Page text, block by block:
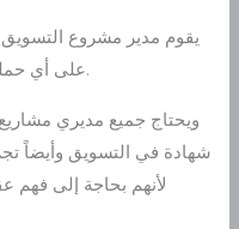
يقوم مدير مشروع
على أي حملة إعلانية يتم تسويقها لعشاق الرياضة.
ويحتاج جميع مديري
شهادة في التسويق وأيضاً
لأنهم بحاجة إلى فهم